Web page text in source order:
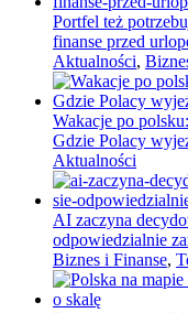
Portfel też
finanse przed
Aktualności,
Wakacje po
Gdzie Polacy
Aktualności
AI zaczyna
odpowiedzialnie
Biznes i Finanse,